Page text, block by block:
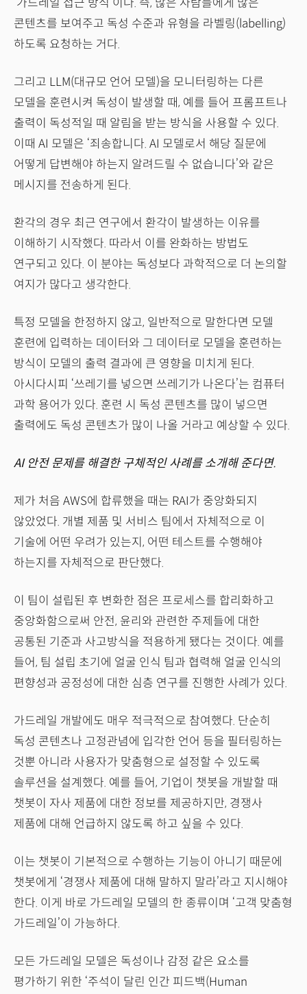
‘가드레일 접근 방식’이다. 즉, 많은 사람들에게 많은
콘텐츠를 보여주고 독성 수준과 유형을 라벨링(labelling)
하도록 요청하는 거다.
그리고 LLM(대규모 언어 모델)을 모니터링하는 다른
모델을 훈련시켜 독성이 발생할 때, 예를 들어 프롬프트나
출력이 독성적일 때 알림을 받는 방식을 사용할 수 있다.
이때 AI 모델은 ‘죄송합니다. AI 모델로서 해당 질문에
어떻게 답변해야 하는지 알려드릴 수 없습니다’와 같은
메시지를 전송하게 된다.
환각의 경우 최근 연구에서 환각이 발생하는 이유를
이해하기 시작했다. 따라서 이를 완화하는 방법도
연구되고 있다. 이 분야는 독성보다 과학적으로 더 논의할
여지가 많다고 생각한다.
특정 모델을 한정하지 않고, 일반적으로 말한다면 모델
훈련에 입력하는 데이터와 그 데이터로 모델을 훈련하는
방식이 모델의 출력 결과에 큰 영향을 미치게 된다.
아시다시피 ‘쓰레기를 넣으면 쓰레기가 나온다’는 컴퓨터
과학 용어가 있다. 훈련 시 독성 콘텐츠를 많이 넣으면
출력에도 독성 콘텐츠가 많이 나올 거라고 예상할 수 있다.
AI 안전 문제를 해결한 구체적인 사례를 소개해 준다면.
제가 처음 AWS에 합류했을 때는 RAI가 중앙화되지
않았었다. 개별 제품 및 서비스 팀에서 자체적으로 이
기술에 어떤 우려가 있는지, 어떤 테스트를 수행해야
하는지를 자체적으로 판단했다.
이 팀이 설립된 후 변화한 점은 프로세스를 합리화하고
중앙화함으로써 안전, 윤리와 관련한 주제들에 대한
공통된 기준과 사고방식을 적용하게 됐다는 것이다. 예를
들어, 팀 설립 초기에 얼굴 인식 팀과 협력해 얼굴 인식의
편향성과 공정성에 대한 심층 연구를 진행한 사례가 있다.
가드레일 개발에도 매우 적극적으로 참여했다. 단순히
독성 콘텐츠나 고정관념에 입각한 언어 등을 필터링하는
것뿐 아니라 사용자가 맞춤형으로 설정할 수 있도록
솔루션을 설계했다. 예를 들어, 기업이 챗봇을 개발할 때
챗봇이 자사 제품에 대한 정보를 제공하지만, 경쟁사
제품에 대해 언급하지 않도록 하고 싶을 수 있다.
이는 챗봇이 기본적으로 수행하는 기능이 아니기 때문에
챗봇에게 ‘경쟁사 제품에 대해 말하지 말라’라고 지시해야
한다. 이게 바로 가드레일 모델의 한 종류이며 ‘고객 맞춤형
가드레일’이 가능하다.
모든 가드레일 모델은 독성이나 감정 같은 요소를
평가하기 위한 ‘주석이 달린 인간 피드백(Human